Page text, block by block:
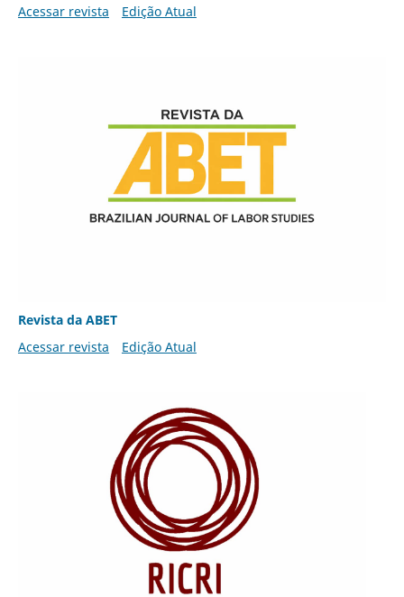
Acessar revista Edição Atual
Revista da ABET
Acessar revista
Edição Atual